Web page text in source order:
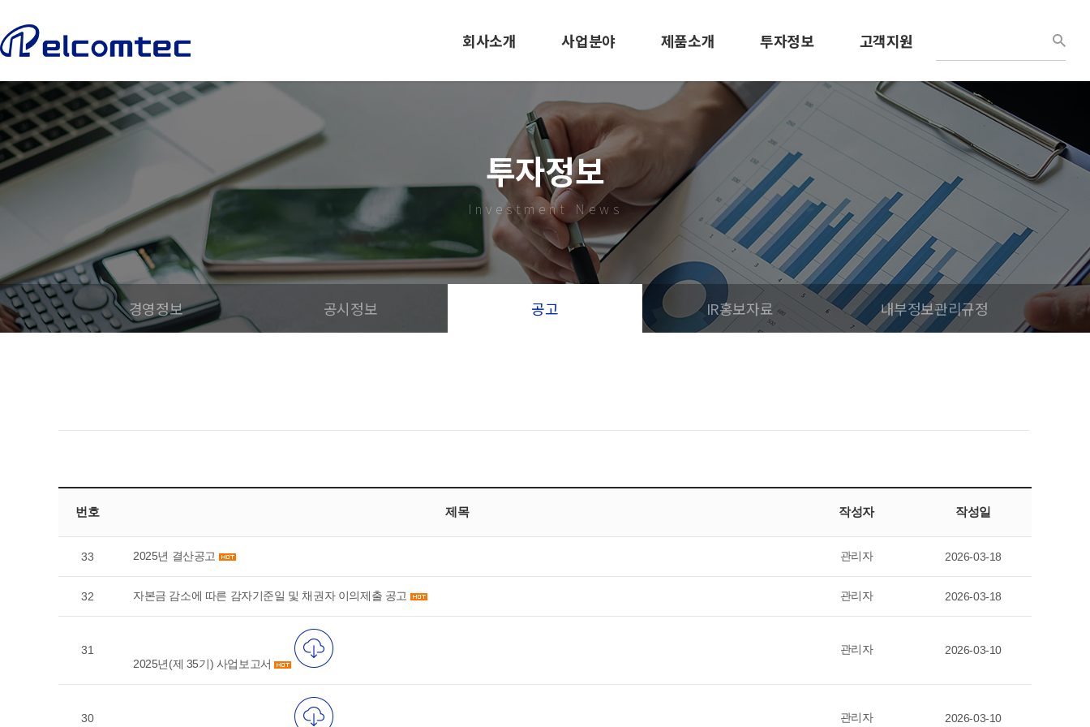
엘
컴
텍
회사소개
사훈 및 미션
회사연혁
조직도
특허 및 인증서
오시는길
사업분야
EMS사업
사출/금형
LED 조명
제품소개
LED 조명
바닥신호등
사출/금형
도로표지병
투자정보
경영정보
공시정보
공고
IR홍보자료
내부정보관리규정
고객지원
견적문의
사용설명서
공지/소식
채용정보
Investment News
투자정보
경영정보 공시정보 공고 IR홍보자료 내부정보관리규정
번호 제목 작성자 작성일
33 2025년 결산공고 관리자 2026-03-18
32 자본금 감소에 따른 감자기준일 및 채권자 이의제출 공고 관리자 2026-03-18
31
2025년(제 35기) 사업보고서
관리자 2026-03-10
30
관리자 2026-03-10